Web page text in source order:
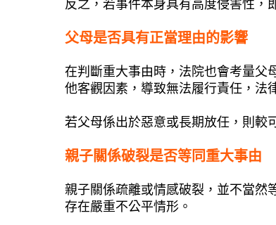
反之，若事件本身具有高度侵害性，
父母是否具有正當理由的影響
在判斷重大事由時，法院也會考量父
他客觀因素，導致無法履行責任，法
若父母係出於惡意或長期放任，則較
親子關係破裂是否等同重大事由
親子關係疏離或情感破裂，並不當然
存在嚴重不公平情形。